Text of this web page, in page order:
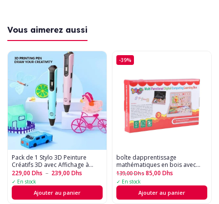
Vous aimerez aussi
Pack de 1 Stylo 3D Peinture
Créatifs 3D avec Affichage à
Cristaux Liquides, Alimentés par
USB
229,00 Dhs – 239,00 Dhs
✓ En stock
Ajouter au panier
-39%
boîte dapprentissage
mathématiques en bois avec
tableau noir
139,00Dhs 85,00 Dhs
✓ En stock
Ajouter au panier